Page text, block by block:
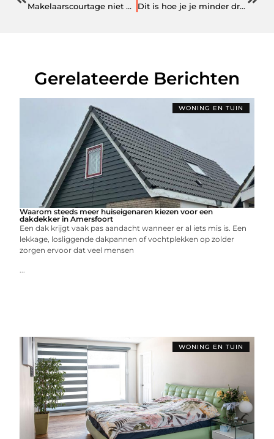
Makelaarscourtage niet meer van deze tijd Dit is hoe je je minder druk kunt voelen!
Gerelateerde Berichten
WONING EN TUIN
Waarom steeds meer huiseigenaren kiezen voor een
dakdekker in Amersfoort
Een dak krijgt vaak pas aandacht wanneer er al iets mis is. Een
lekkage, losliggende dakpannen of vochtplekken op zolder
zorgen ervoor dat veel mensen
...
WONING EN TUIN